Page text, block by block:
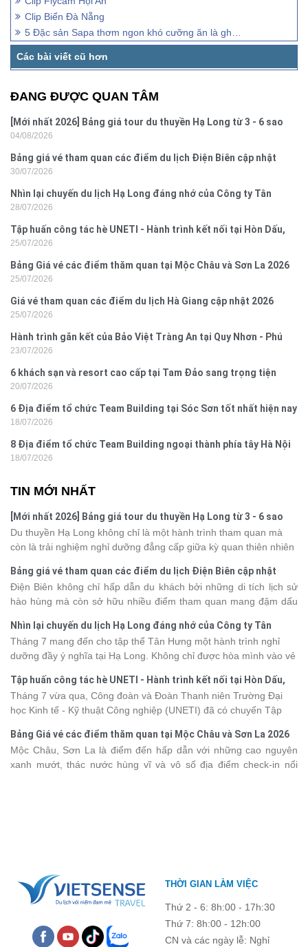
Clip Biển Đà Nẵng
5 Đặc sản Sapa thơm ngon khó cưỡng ăn là ghiền
ĐANG ĐƯỢC QUAN TÂM
[Mới nhất 2026] Bảng giá tour du thuyền Hạ Long từ 3 - 6 sao
04/08/2026
Bảng giá vé tham quan các điểm du lịch Điện Biên cập nhật
2026
30/07/2026
Nhìn lại chuyến du lịch Hạ Long đáng nhớ của Công ty Tân
Hưng 2026
28/07/2026
Tập huấn công tác hè UNETI - Hành trình kết nối tại Hòn Dấu,
Đồ Sơn
25/07/2026
Bảng Giá vé các điểm thăm quan tại Mộc Châu và Sơn La 2026
25/07/2026
Giá vé tham quan các điểm du lịch Hà Giang cập nhật 2026
25/07/2026
Hành trình gắn kết của Bảo Việt Tràng An tại Quy Nhơn - Phú
Yên
23/07/2026
6 khách sạn và resort cao cấp tại Tam Đảo sang trọng tiện
nghi
20/07/2026
6 Địa điểm tổ chức Team Building tại Sóc Sơn tốt nhất hiện nay
18/07/2026
8 Địa điểm tổ chức Team Building ngoại thành phía tây Hà Nội
18/07/2026
TIN MỚI NHẤT
[Mới nhất 2026] Bảng giá tour du thuyền Hạ Long từ 3 - 6 sao
Du thuyền Hạ Long không chỉ là một hành trình tham quan mà
còn là trải nghiệm nghỉ dưỡng đẳng cấp giữa kỳ quan thiên nhiên
khác nhau, khiến nhiều du khách băn khoăn khi lựa chọn. Bài viết
dưới đây sẽ cập nhật bảng giá tour du thuyền Hạ Long mới nhất
2026 từ 3 - 6 sao, giúp bạn dễ dàng so sánh và tìm được hành
trình phù hợp với nhu cầu cũng như ngân sách.
Bảng giá vé tham quan các điểm du lịch Điện Biên cập nhật
2026
Điện Biên không chỉ hấp dẫn du khách bởi những di tích lịch sử
hào hùng mà còn sở hữu nhiều điểm tham quan mang đậm dấu
phá vùng đất này, việc cập nhật trước giá vé sẽ giúp bạn chủ
động hơn trong lịch trình và chi phí. Cùng Vietsense Travel tham
khảo bảng giá vé tham quan các điểm du lịch Điện Biênmới nhất
năm 2026 ngay dưới đây.
Nhìn lại chuyến du lịch Hạ Long đáng nhớ của Công ty Tân
Hưng 2026
Tháng 7 mang đến cho tập thể Tân Hưng một hành trình nghỉ
dưỡng đầy ý nghĩa tại Hạ Long. Không chỉ được hòa mình vào vẻ
kết, sẻ chia và lưu giữ nhiều khoảnh khắc đáng nhớ. Hãy cùng
nhìn lại chuyến đi ngập tràn niềm vui và những trải nghiệm khó
quên.
Tập huấn công tác hè UNETI - Hành trình kết nối tại Hòn Dấu,
Đồ Sơn
Tháng 7 vừa qua, Công đoàn và Đoàn Thanh niên Trường Đại
học Kinh tế - Kỹ thuật Công nghiệp (UNETI) đã có chuyến Tập
chỉ là dịp nâng cao kỹ năng và chia sẻ kinh nghiệm công tác,
chương trình còn mang đến những hoạt động giao lưu sôi nổi,
góp phần gắn kết tập thể và lưu giữ nhiều kỷ niệm đáng nhớ.
Bảng Giá vé các điểm thăm quan tại Mộc Châu và Sơn La 2026
Mộc Châu, Sơn La là điểm đến hấp dẫn với những cao nguyên
xanh mướt, thác nước hùng vĩ và vô số địa điểm check-in nổi
THỜI GIAN LÀM VIỆC
Thứ 2 - 6: 8h:00 - 17h:30
Thứ 7: 8h:00 - 12h:00
CN và các ngày lễ: Nghỉ